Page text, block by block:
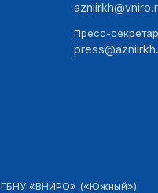
Пресс-
«ВНИРО» («Южный»)